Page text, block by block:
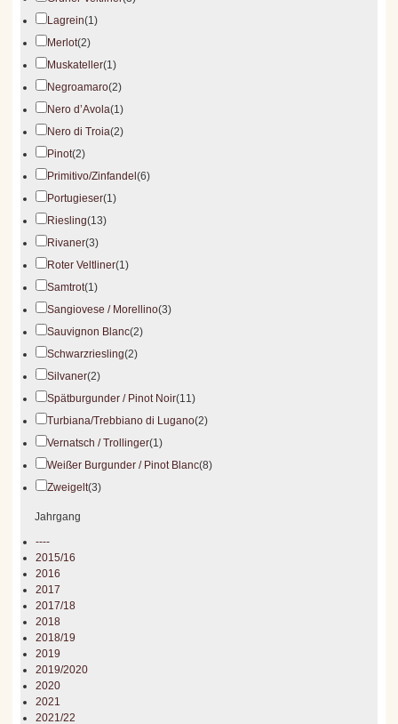
Lagrein(1)
Merlot(2)
Muskateller(1)
Negroamaro(2)
Nero d’Avola(1)
Nero di Troia(2)
Pinot(2)
Primitivo/Zinfandel(6)
Portugieser(1)
Riesling(13)
Rivaner(3)
Roter Veltliner(1)
Samtrot(1)
Sangiovese / Morellino(3)
Sauvignon Blanc(2)
Schwarzriesling(2)
Silvaner(2)
Spätburgunder / Pinot Noir(11)
Turbiana/Trebbiano di Lugano(2)
Vernatsch / Trollinger(1)
Weißer Burgunder / Pinot Blanc(8)
Zweigelt(3)
Jahrgang
----
2015/16
2016
2017
2017/18
2018
2018/19
2019
2019/2020
2020
2021
2021/22